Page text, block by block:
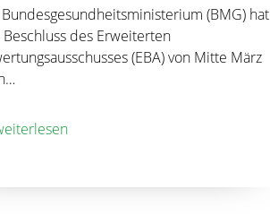
(BMG) hat
des Erweiterten
(EBA) von Mitte März